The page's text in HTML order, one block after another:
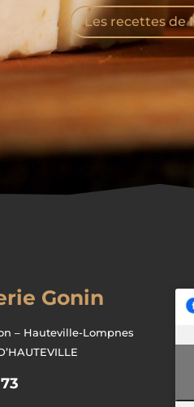
Les recettes de
Gonin
– Hauteville-Lompnes